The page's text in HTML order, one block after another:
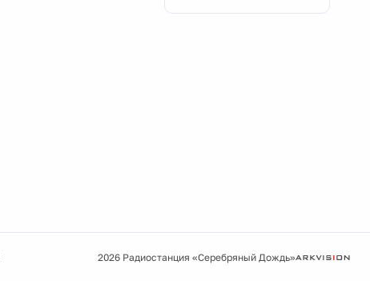
2026 Радиостанция «Серебряный Дождь»